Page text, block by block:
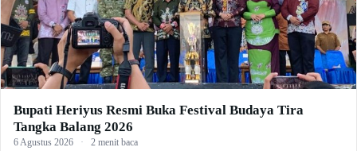
Bupati Heriyus Resmi Buka Festival Budaya Tira
Tangka Balang 2026
6 Agustus 2026 · 2 menit baca